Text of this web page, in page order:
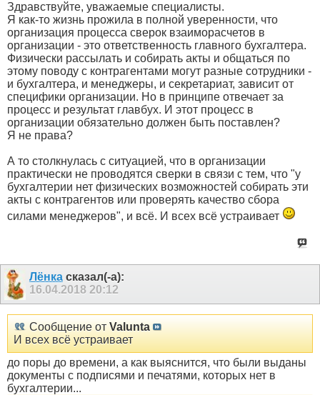
Здравствуйте, уважаемые специалисты.
Я как-то жизнь прожила в полной уверенности, что
организация процесса сверок взаиморасчетов в
организации - это ответственность главного бухгалтера.
Физически рассылать и собирать акты и общаться по
этому поводу с контрагентами могут разные сотрудники -
и бухгалтера, и менеджеры, и секретариат, зависит от
специфики организации. Но в принципе отвечает за
процесс и результат главбух. И этот процесс в
организации обязательно должен быть поставлен?
Я не права?
А то столкнулась с ситуацией, что в организации
практически не проводятся сверки в связи с тем, что "у
бухгалтерии нет физических возможностей собирать эти
акты с контрагентов или проверять качество сбора
силами менеджеров", и всё. И всех всё устраивает
Лёнкасказал(-а):
16.04.2018 20:12
Сообщение от Valunta
И всех всё устраивает
до поры до времени, а как выяснится, что были выданы
документы с подписями и печатями, которых нет в
бухгалтерии...